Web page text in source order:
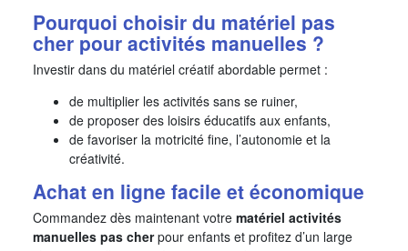
Pourquoi choisir du matériel pas
cher pour activités manuelles ?
Investir dans du matériel créatif abordable permet :
de multiplier les activités sans se ruiner,
de proposer des loisirs éducatifs aux enfants,
de favoriser la motricité fine, l’autonomie et la
créativité.
Achat en ligne facile et économique
Commandez dès maintenant votre matériel activités
manuelles pas cherpour enfants et profitez d’un large